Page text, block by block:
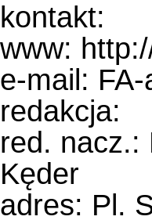
kontakt:
www:
e-mail: FA-
redakcja:
red. nacz.:
Kęder
adres: Pl.